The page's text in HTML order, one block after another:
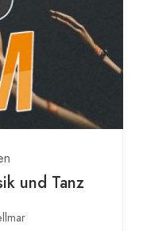
und Tanz